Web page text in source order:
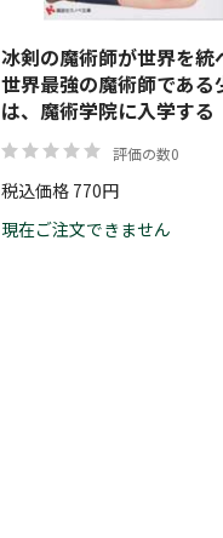
冰剣の魔術師が世界を
世界最強の魔術師である
は、魔術学院に入学す
評価の数0
税込価格 770円
現在ご注文できません